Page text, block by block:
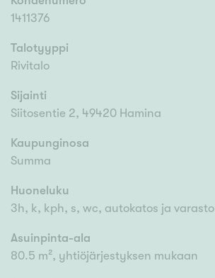
1411376
Talotyyppi
Rivitalo
Sijainti
Siitosentie 2, 49420 Hamina
Kaupunginosa
Summa
Huoneluku
3h, k, kph, s, wc, autokatos ja varasto
Asuinpinta-ala
80.5 m², yhtiöjärjestyksen mukaan